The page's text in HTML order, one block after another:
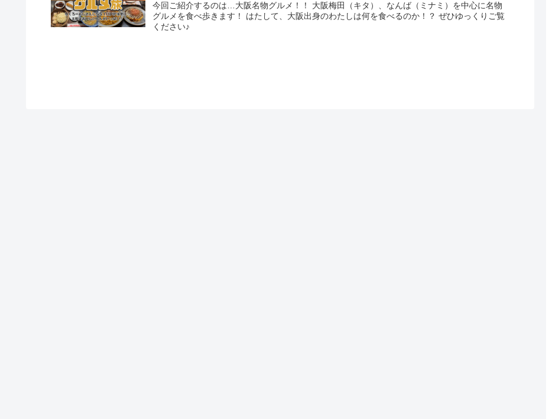
今回ご紹介するのは…大阪名物グルメ！！ 大阪梅田（キタ）、なんば（ミナミ）を中心に名物
グルメを食べ歩きます！ はたして、大阪出身のわたしは何を食べるのか！？ ぜひゆっくりご覧
ください♪